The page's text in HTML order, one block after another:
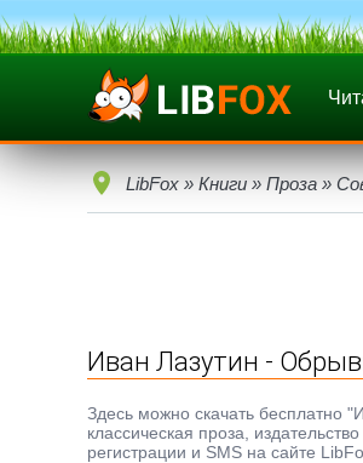
LibFox » Книги » Проза »
Иван Лазутин -
Здесь можно скачать бесплатно
классическая проза,
регистрации и SMS на сайте